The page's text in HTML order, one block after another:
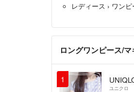
レディース › ワンピ
ロングワンピース/
1
ユニクロ